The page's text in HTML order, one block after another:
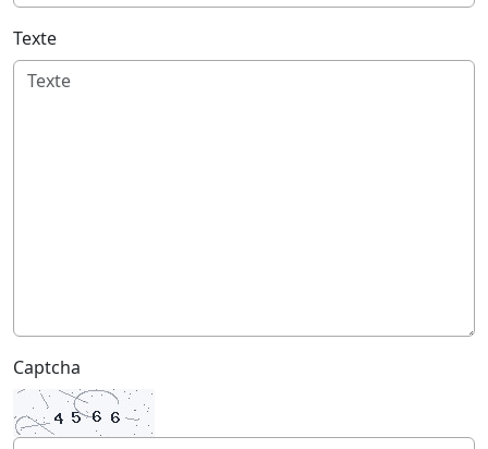
Texte
Captcha